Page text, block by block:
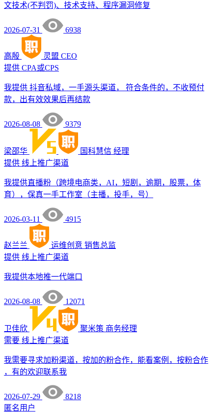
文技术(不判罚)、技术支持、程序漏洞修复
2026-07-31 6938
高殷 灵盟 CEO
提供 CPA或CPS
我提供 抖音私域，一手源头渠道， 符合条件的，不收预付
款，出有效效果后再结款
2026-08-08 9379
梁邵华 国科慧信 经理
提供 线上推广渠道
我提供直播粉（跨境电商类，AI，短剧，逾期，股票，体
育），保真一手工作室（主播，投手，号）
2026-03-11 4915
赵兰兰 运维创意 销售总监
提供 线上推广渠道
我提供本地推一代端口
2026-08-08 12071
卫佳欣 聚米策 商务经理
需要 线上推广渠道
我需要寻求加粉渠道，按加的粉合作，能看案例，按粉合作
，有的欢迎联系我
2026-07-29
8218
匿名用户